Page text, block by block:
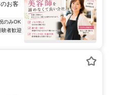
お客
のみOK
験者歓迎